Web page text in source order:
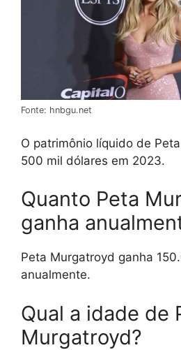
Fonte: hnbgu.net
O patrimônio líquido de
500 mil dólares em 2023.
Quanto Peta
ganha
Peta Murgatroyd ganha
anualmente.
Qual a idade de
Murgatroyd?